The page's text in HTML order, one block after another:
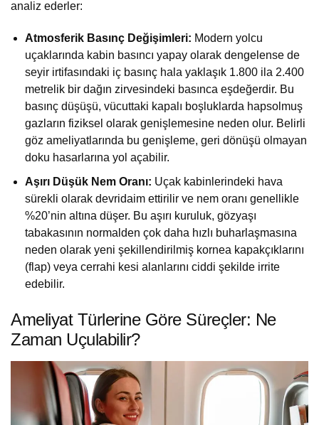
analiz ederler:
Atmosferik Basınç Değişimleri: Modern yolcu
uçaklarında kabin basıncı yapay olarak dengelense de
seyir irtifasındaki iç basınç hala yaklaşık 1.800 ila 2.400
metrelik bir dağın zirvesindeki basınca eşdeğerdir. Bu
basınç düşüşü, vücuttaki kapalı boşluklarda hapsolmuş
gazların fiziksel olarak genişlemesine neden olur. Belirli
göz ameliyatlarında bu genişleme, geri dönüşü olmayan
doku hasarlarına yol açabilir.
Aşırı Düşük Nem Oranı: Uçak kabinlerindeki hava
sürekli olarak devridaim ettirilir ve nem oranı genellikle
%20’nin altına düşer. Bu aşırı kuruluk, gözyaşı
tabakasının normalden çok daha hızlı buharlaşmasına
neden olarak yeni şekillendirilmiş kornea kapakçıklarını
(flap) veya cerrahi kesi alanlarını ciddi şekilde irrite
edebilir.
Ameliyat Türlerine Göre Süreçler: Ne
Zaman Uçulabilir?